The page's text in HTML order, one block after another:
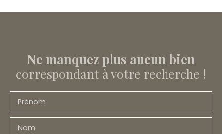
Ne manquez plus aucun bien
correspondant à votre recherche !
Prénom
Nom